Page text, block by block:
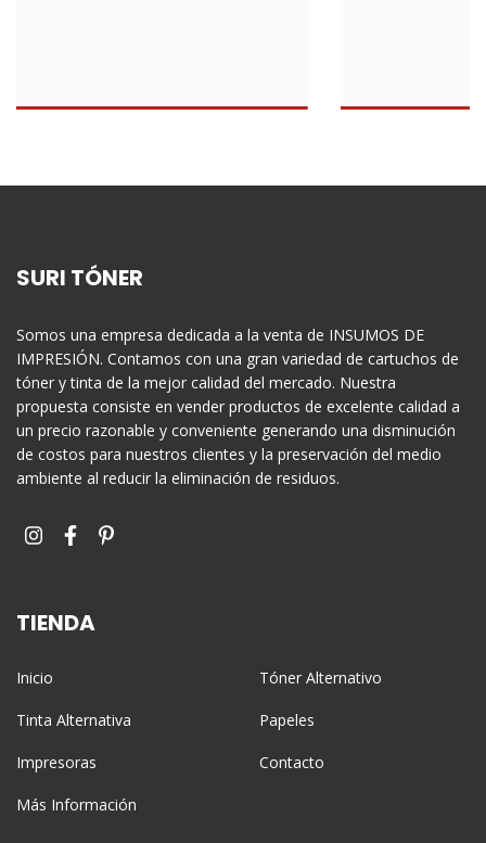
SURI TÓNER
Somos una empresa dedicada a la venta de INSUMOS DE
IMPRESIÓN. Contamos con una gran variedad de cartuchos de
tóner y tinta de la mejor calidad del mercado. Nuestra
propuesta consiste en vender productos de excelente calidad a
un precio razonable y conveniente generando una disminución
de costos para nuestros clientes y la preservación del medio
ambiente al reducir la eliminación de residuos.
TIENDA
Inicio Tóner Alternativo
Tinta Alternativa Papeles
Impresoras Contacto
Más Información